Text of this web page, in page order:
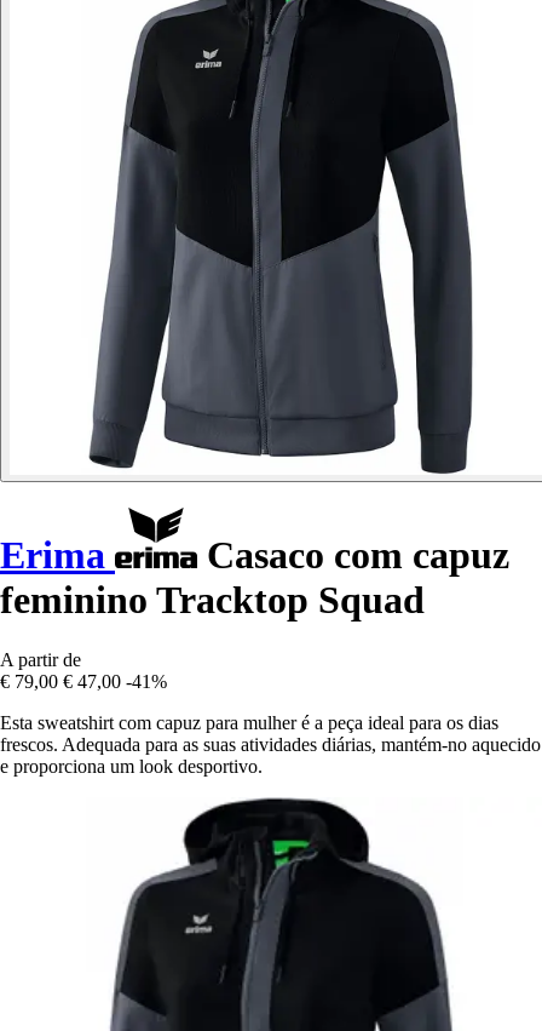
Erima
Casaco com capuz
feminino Tracktop Squad
A partir de
€ 79,00 € 47,00 -41%
Esta sweatshirt com capuz para mulher é a peça ideal para os dias
frescos. Adequada para as suas atividades diárias, mantém-no aquecido
e proporciona um look desportivo.